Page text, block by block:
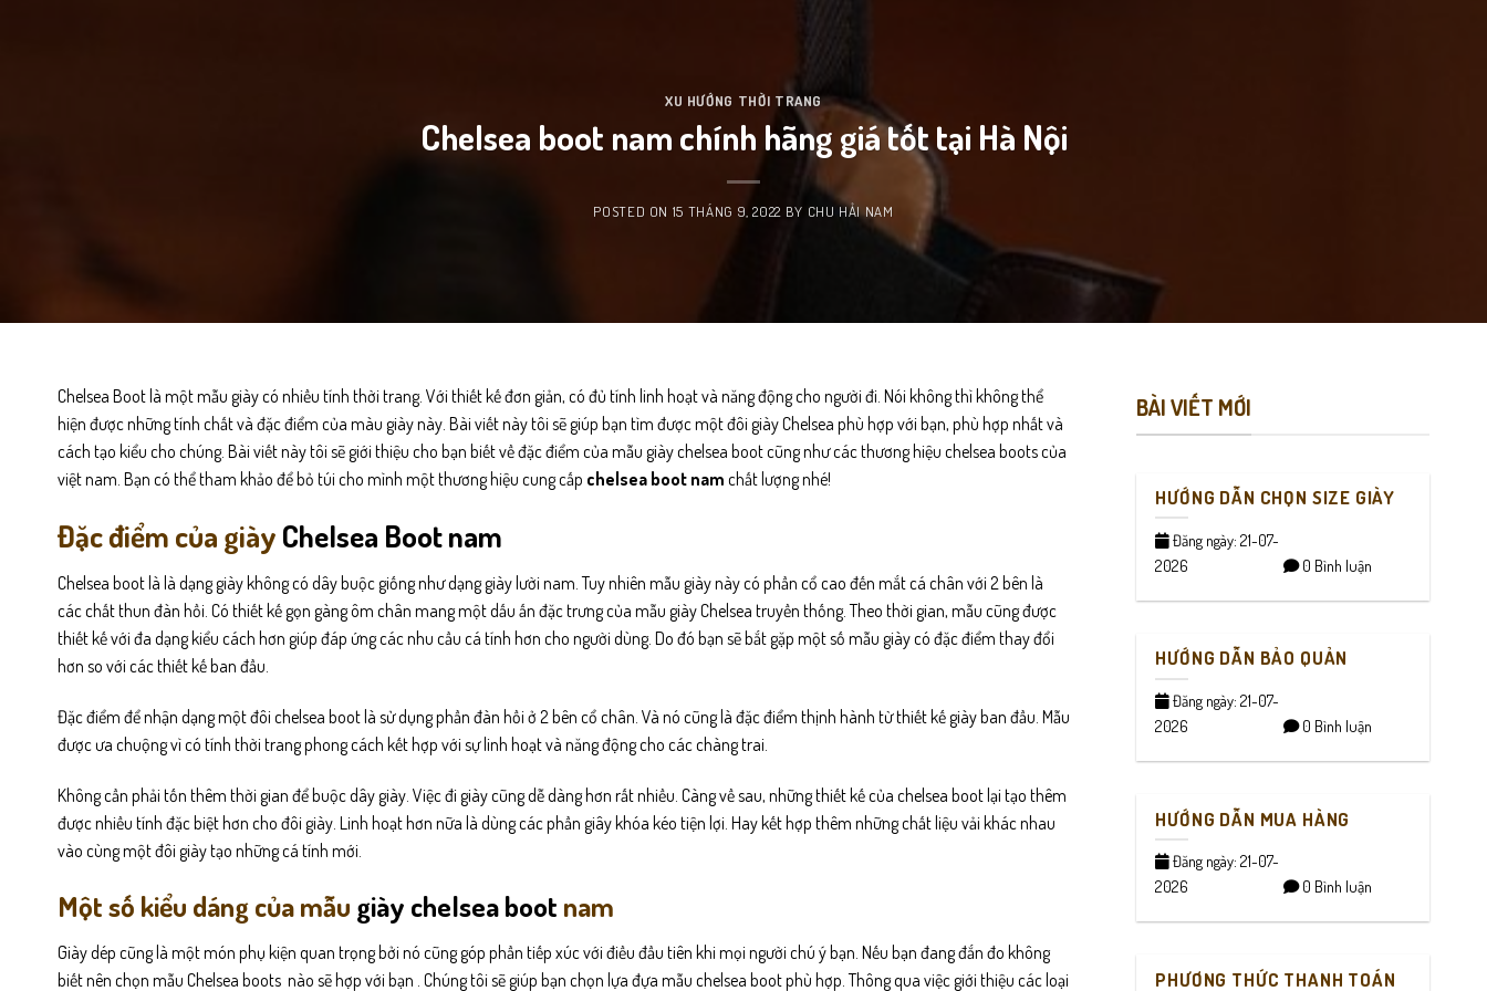
XU HƯỚNG THỜI TRANG
Chelsea boot nam chính hãng giá tốt tại Hà Nội
POSTED ON 15 THÁNG 9, 2022 BY CHU HẢI NAM
Chelsea Boot là một mẫu giày có nhiều tính thời trang. Với thiết kế đơn giản, có đủ tính linh hoạt và năng động cho người đi. Nói không thì không thể
hiện được những tính chất và đặc điểm của màu giày này. Bài viết này tôi sẽ giúp bạn tìm được một đôi giày Chelsea phù hợp với bạn, phù hợp nhất và
cách tạo kiểu cho chúng. Bài viết này tôi sẽ giới thiệu cho bạn biết về đặc điểm của mẫu giày chelsea boot cũng như các thương hiệu chelsea boots của
việt nam. Bạn có thể tham khảo để bỏ túi cho mình một thương hiệu cung cấp chelsea boot nam chất lượng nhé!
Đặc điểm của giày Chelsea Boot nam
Chelsea boot là là dạng giày không có dây buộc giống như dạng giày lười nam. Tuy nhiên mẫu giày này có phần cổ cao đến mắt cá chân với 2 bên là
các chất thun đàn hồi. Có thiết kế gọn gàng ôm chân mang một dấu ấn đặc trưng của mẫu giày Chelsea truyền thống. Theo thời gian, mẫu cũng được
thiết kế với đa dạng kiểu cách hơn giúp đáp ứng các nhu cầu cá tính hơn cho người dùng. Do đó bạn sẽ bắt gặp một số mẫu giày có đặc điểm thay đổi
hơn so với các thiết kế ban đầu.
Đặc điểm để nhận dạng một đôi chelsea boot là sử dụng phần đàn hồi ở 2 bên cổ chân. Và nó cũng là đặc điểm thịnh hành từ thiết kế giày ban đầu. Mẫu
được ưa chuộng vì có tính thời trang phong cách kết hợp với sự linh hoạt và năng động cho các chàng trai.
Không cần phải tốn thêm thời gian để buộc dây giày. Việc đi giày cũng dễ dàng hơn rất nhiều. Càng về sau, những thiết kế của chelsea boot lại tạo thêm
được nhiều tính đặc biệt hơn cho đôi giày. Linh hoạt hơn nữa là dùng các phần giây khóa kéo tiện lợi. Hay kết hợp thêm những chất liệu vải khác nhau
vào cùng một đôi giày tạo những cá tính mới.
Một số kiểu dáng của mẫu giày chelsea boot nam
Giày dép cũng là một món phụ kiện quan trọng bởi nó cũng góp phần tiếp xúc với điều đầu tiên khi mọi người chú ý bạn. Nếu bạn đang đắn đo không
biết nên chọn mẫu Chelsea boots nào sẽ hợp với bạn . Chúng tôi sẽ giúp bạn chọn lựa đựa mẫu chelsea boot phù hợp. Thông qua việc giới thiệu các loại
BÀI VIẾT MỚI
HƯỚNG DẪN CHỌN SIZE GIÀY
Đăng ngày: 21-07-
2026
0 Bình luận
HƯỚNG DẪN BẢO QUẢN
Đăng ngày: 21-07-
2026
0 Bình luận
HƯỚNG DẪN MUA HÀNG
Đăng ngày: 21-07-
2026
0 Bình luận
PHƯƠNG THỨC THANH TOÁN